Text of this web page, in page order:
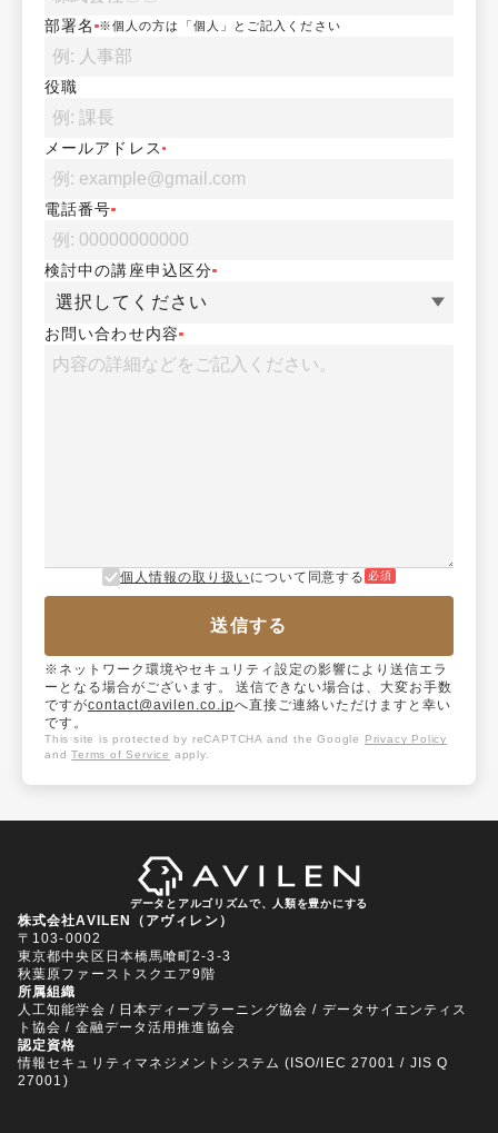
部署名 ※個人の方は「個人」とご記入ください
役職
メールアドレス
電話番号
検討中の講座申込区分
選択してください
お問い合わせ内容
個人情報の取り扱いについて同意する 必須
送信する
※ネットワーク環境やセキュリティ設定の影響により送信エラ
ーとなる場合がございます。 送信できない場合は、大変お手数
ですがcontact@avilen.co.jpへ直接ご連絡いただけますと幸い
です。
This site is protected by reCAPTCHA and the Google
Privacy Policy
and Terms of Service apply.
データとアルゴリズムで、人類を豊かにする
株式会社AVILEN（アヴィレン）
〒103-0002
東京都中央区日本橋馬喰町2-3-3
秋葉原ファーストスクエア9階
所属組織
人工知能学会 / 日本ディープラーニング協会 / データサイエンティス
ト協会 / 金融データ活用推進協会
認定資格
情報セキュリティマネジメントシステム (ISO/IEC 27001 / JIS Q
27001)